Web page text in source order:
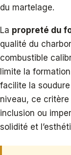
du martelage.
La propreté du
qualité du
combustible
limite la
facilite la
niveau, ce critère
inclusion ou
solidité et